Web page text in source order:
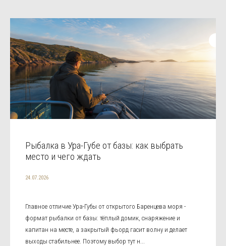
Рыбалка в Ура-Губе от базы: как выбрать
место и чего ждать
24.07.2026
Главное отличие Ура-Губы от открытого Баренцева моря -
формат рыбалки от базы: тёплый домик, снаряжение и
капитан на месте, а закрытый фьорд гасит волну и делает
выходы стабильнее. Поэтому выбор тут н...